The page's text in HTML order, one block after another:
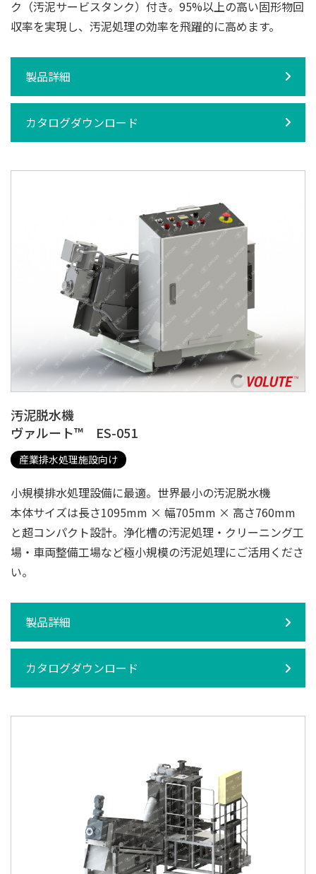
ク（汚泥サービスタンク）付き。95%以上の高い固形物回
収率を実現し、汚泥処理の効率を飛躍的に高めます。
製品詳細
カタログダウンロード
汚泥脱水機
ヴァルート™ ES-051
産業排水処理施設向け
小規模排水処理設備に最適。世界最小の汚泥脱水機
本体サイズは長さ1095mm × 幅705mm × 高さ760mm
と超コンパクト設計。浄化槽の汚泥処理・クリーニング工
場・車両整備工場など極小規模の汚泥処理にご活用くださ
い。
製品詳細
カタログダウンロード